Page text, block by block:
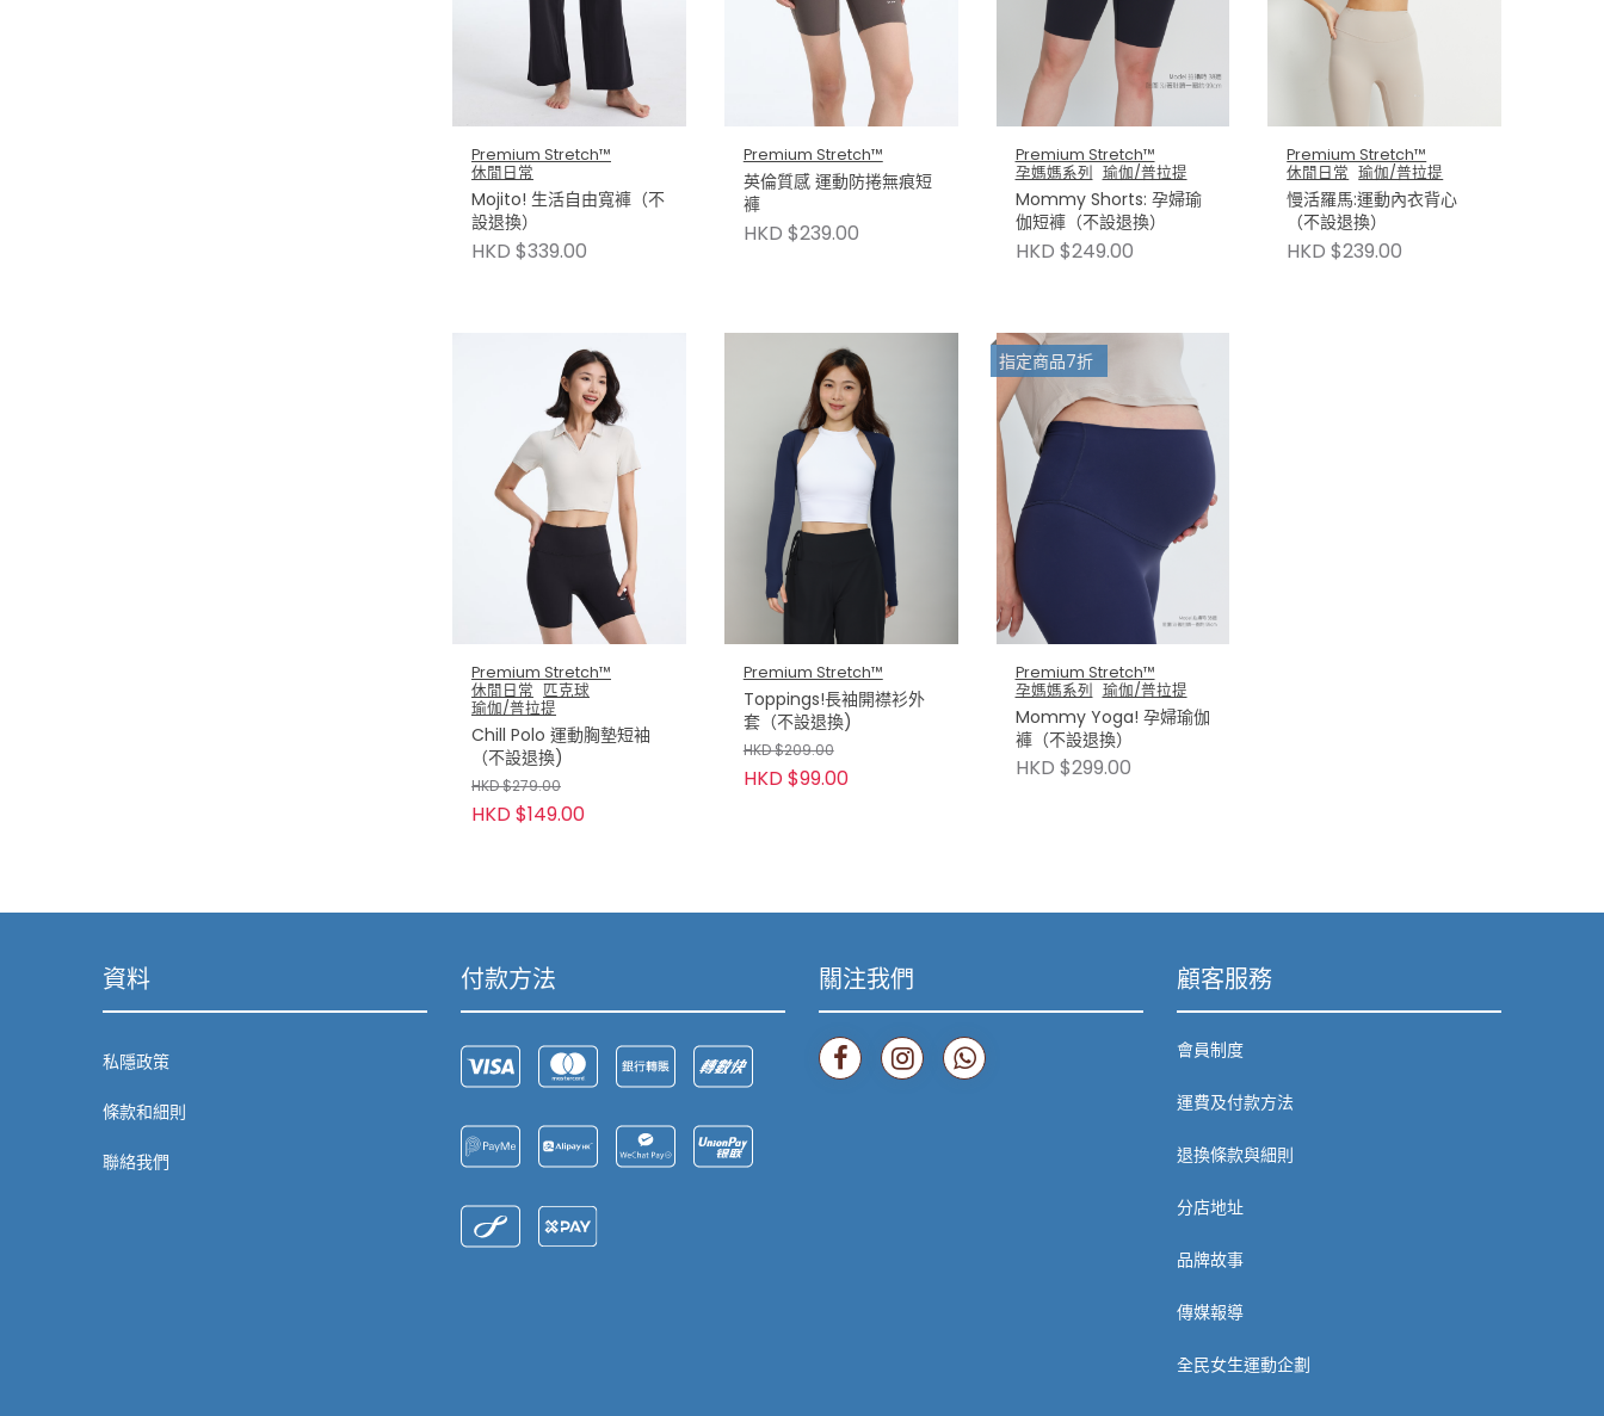
Premium Stretch™
休閒日常
Mojito! 生活自由寬褲（不
設退換）
HKD $339.00
Premium Stretch™
英倫質感 運動防捲無痕短
褲
HKD $239.00
Premium Stretch™
孕媽媽系列 瑜伽/普拉提
Mommy Shorts: 孕婦瑜
伽短褲（不設退換）
HKD $249.00
Premium Stretch™
休閒日常 瑜伽/普拉提
慢活羅馬:運動內衣背心
（不設退換）
HKD $239.00
Premium Stretch™
休閒日常 匹克球
瑜伽/普拉提
Chill Polo 運動胸墊短袖
（不設退換)
HKD $279.00
HKD $149.00
Premium Stretch™
Toppings!長袖開襟衫外
套（不設退換)
HKD $209.00
HKD $99.00
指定商品7折
Premium Stretch™
孕媽媽系列 瑜伽/普拉提
Mommy Yoga! 孕婦瑜伽
褲（不設退換）
HKD $299.00
資料
私隱政策
條款和細則
聯絡我們
付款方法 關注我們 顧客服務
會員制度
運費及付款方法
退換條款與細則
分店地址
品牌故事
傳媒報導
全民女生運動企劃